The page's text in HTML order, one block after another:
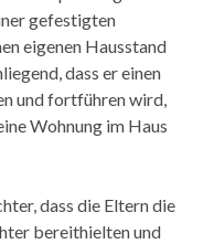
gefestigten
eigenen Hausstand
dass er einen
und fortführen wird,
Wohnung im Haus
dass die Eltern die
bereithielten und